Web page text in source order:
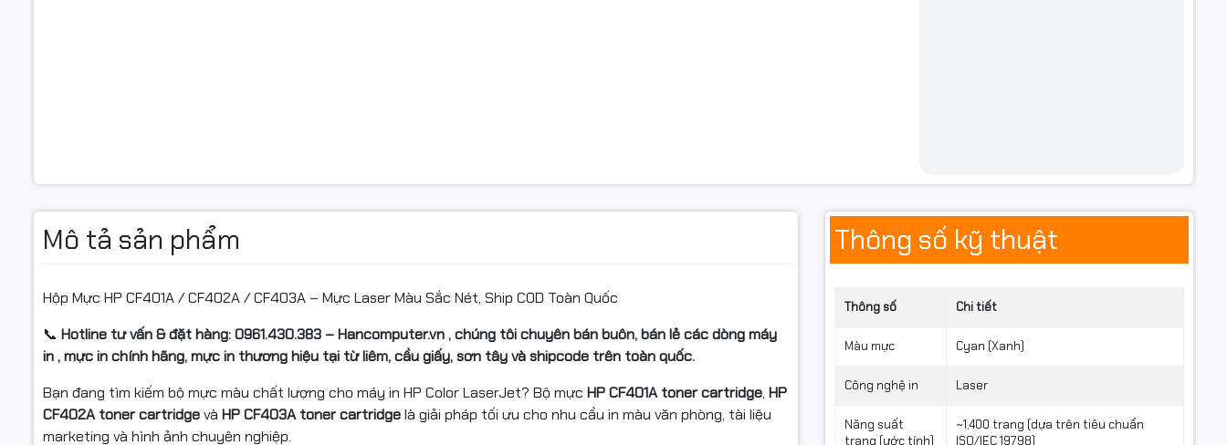
Mô tả sản phẩm
Hộp Mực HP CF401A / CF402A / CF403A – Mực Laser Màu Sắc Nét, Ship COD Toàn Quốc
📞 Hotline tư vấn & đặt hàng: 0961.430.383 – Hancomputer.vn , chúng tôi chuyên bán buôn, bán lẻ các dòng máy
in , mực in chính hãng, mực in thương hiệu tại từ liêm, cầu giấy, sơn tây và shipcode trên toàn quốc.
Bạn đang tìm kiếm bộ mực màu chất lượng cho máy in HP Color LaserJet? Bộ mực HP CF401A toner cartridge, HP
CF402A toner cartridgevà HP CF403A toner cartridgelà giải pháp tối ưu cho nhu cầu in màu văn phòng, tài liệu
marketing và hình ảnh chuyên nghiệp.
Thông số kỹ thuật
Thông số Chi tiết
Màu mực Cyan (Xanh)
Công nghệ in Laser
Năng suất
trang (ước tính)
~1,400 trang (dựa trên tiêu chuẩn
ISO/IEC 19798)